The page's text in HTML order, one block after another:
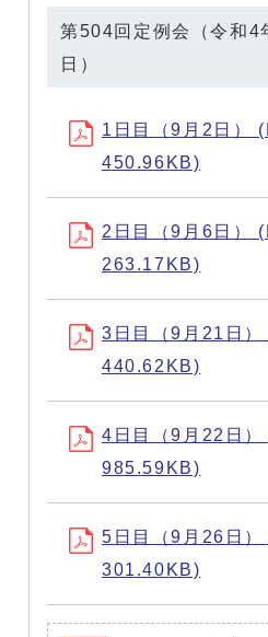
第504回定例会（令和4
日）
1日目（9月2日）
450.96KB)
2日目（9月6日）
263.17KB)
3日目（9月21日）
440.62KB)
4日目（9月22日）
985.59KB)
5日目（9月26日）
301.40KB)